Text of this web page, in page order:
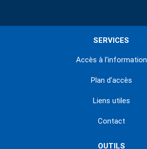
SERVICES
Accès à l'information
Plan d'accès
Liens utiles
Contact
OUTILS